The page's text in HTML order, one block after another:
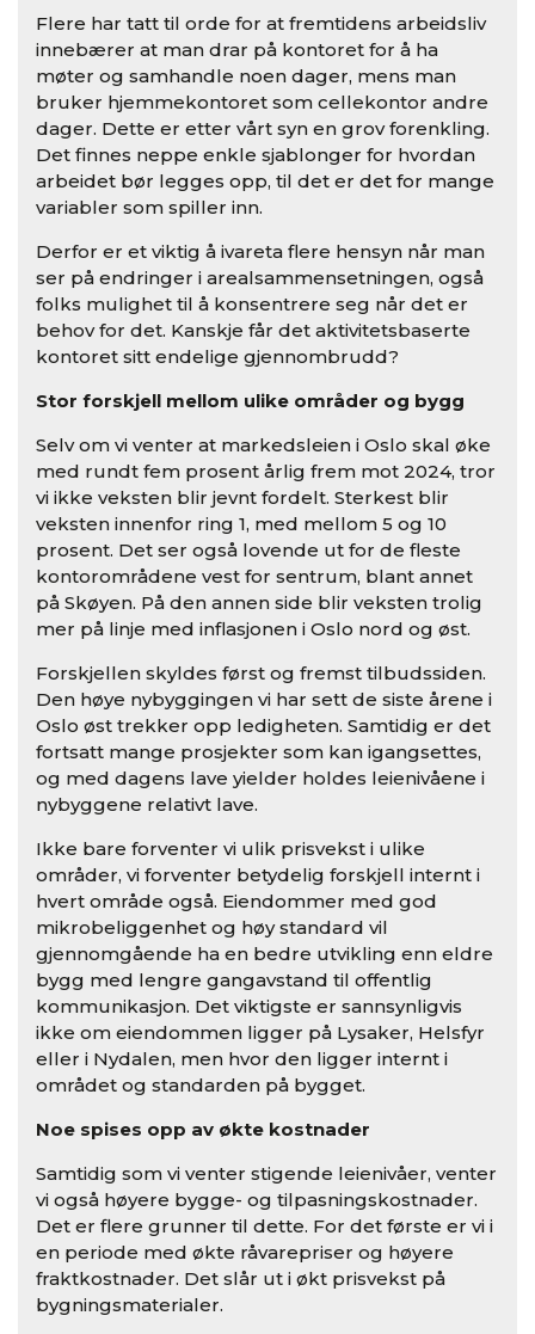
Flere har tatt til orde for at fremtidens arbeidsliv
innebærer at man drar på kontoret for å ha
møter og samhandle noen dager, mens man
bruker hjemmekontoret som cellekontor andre
dager. Dette er etter vårt syn en grov forenkling.
Det finnes neppe enkle sjablonger for hvordan
arbeidet bør legges opp, til det er det for mange
variabler som spiller inn.
Derfor er et viktig å ivareta flere hensyn når man
ser på endringer i arealsammensetningen, også
folks mulighet til å konsentrere seg når det er
behov for det. Kanskje får det aktivitetsbaserte
kontoret sitt endelige gjennombrudd?
Stor forskjell mellom ulike områder og bygg
Selv om vi venter at markedsleien i Oslo skal øke
med rundt fem prosent årlig frem mot 2024, tror
vi ikke veksten blir jevnt fordelt. Sterkest blir
veksten innenfor ring 1, med mellom 5 og 10
prosent. Det ser også lovende ut for de fleste
kontorområdene vest for sentrum, blant annet
på Skøyen. På den annen side blir veksten trolig
mer på linje med inflasjonen i Oslo nord og øst.
Forskjellen skyldes først og fremst tilbudssiden.
Den høye nybyggingen vi har sett de siste årene i
Oslo øst trekker opp ledigheten. Samtidig er det
fortsatt mange prosjekter som kan igangsettes,
og med dagens lave yielder holdes leienivåene i
nybyggene relativt lave.
Ikke bare forventer vi ulik prisvekst i ulike
områder, vi forventer betydelig forskjell internt i
hvert område også. Eiendommer med god
mikrobeliggenhet og høy standard vil
gjennomgående ha en bedre utvikling enn eldre
bygg med lengre gangavstand til offentlig
kommunikasjon. Det viktigste er sannsynligvis
ikke om eiendommen ligger på Lysaker, Helsfyr
eller i Nydalen, men hvor den ligger internt i
området og standarden på bygget.
Noe spises opp av økte kostnader
Samtidig som vi venter stigende leienivåer, venter
vi også høyere bygge- og tilpasningskostnader.
Det er flere grunner til dette. For det første er vi i
en periode med økte råvarepriser og høyere
fraktkostnader. Det slår ut i økt prisvekst på
bygningsmaterialer.